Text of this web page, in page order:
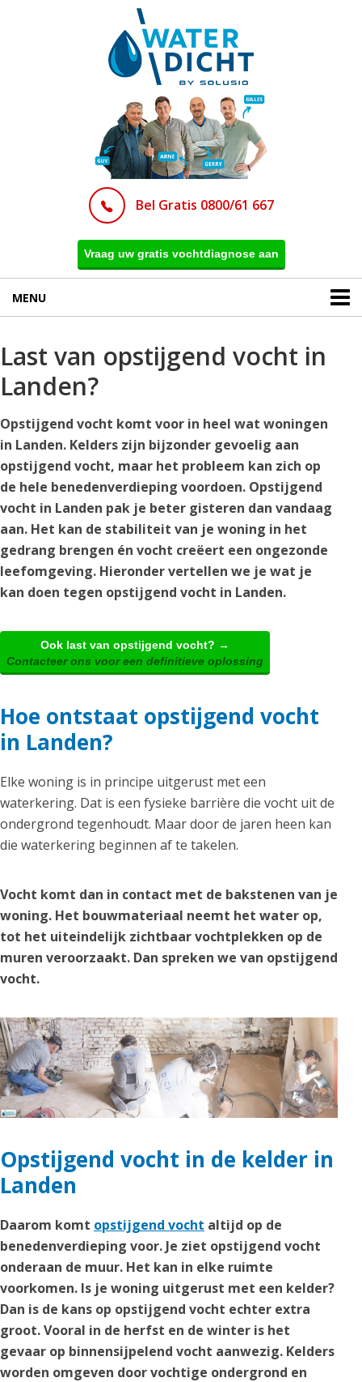
Bel Gratis 0800/61 667
Vraag uw gratis vochtdiagnose aan
MENU
Last van opstijgend vocht in
Landen?
Opstijgend vocht komt voor in heel wat woningen
in Landen. Kelders zijn bijzonder gevoelig aan
opstijgend vocht, maar het probleem kan zich op
de hele benedenverdieping voordoen. Opstijgend
vocht in Landen pak je beter gisteren dan vandaag
aan. Het kan de stabiliteit van je woning in het
gedrang brengen én vocht creëert een ongezonde
leefomgeving. Hieronder vertellen we je wat je
kan doen tegen opstijgend vocht in Landen.
Ook last van opstijgend vocht? →
Contacteer ons voor een definitieve oplossing
Hoe ontstaat opstijgend vocht
in Landen?
Elke woning is in principe uitgerust met een
waterkering. Dat is een fysieke barrière die vocht uit de
ondergrond tegenhoudt. Maar door de jaren heen kan
die waterkering beginnen af te takelen.
Vocht komt dan in contact met de bakstenen van je
woning. Het bouwmateriaal neemt het water op,
tot het uiteindelijk zichtbaar vochtplekken op de
muren veroorzaakt. Dan spreken we van opstijgend
vocht.
Opstijgend vocht in de kelder in
Landen
Daarom komt opstijgend vocht altijd op de
benedenverdieping voor. Je ziet opstijgend vocht
onderaan de muur. Het kan in elke ruimte
voorkomen. Is je woning uitgerust met een kelder?
Dan is de kans op opstijgend vocht echter extra
groot. Vooral in de herfst en de winter is het
gevaar op binnensijpelend vocht aanwezig. Kelders
worden omgeven door vochtige ondergrond en